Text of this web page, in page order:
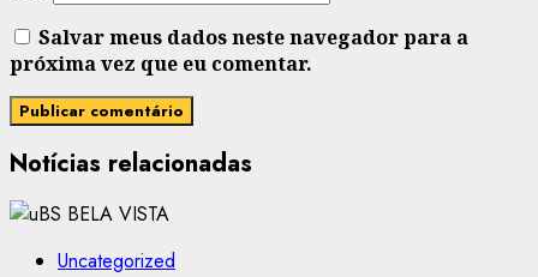
Salvar meus dados neste navegador para a
próxima vez que eu comentar.
Notícias relacionadas
Uncategorized